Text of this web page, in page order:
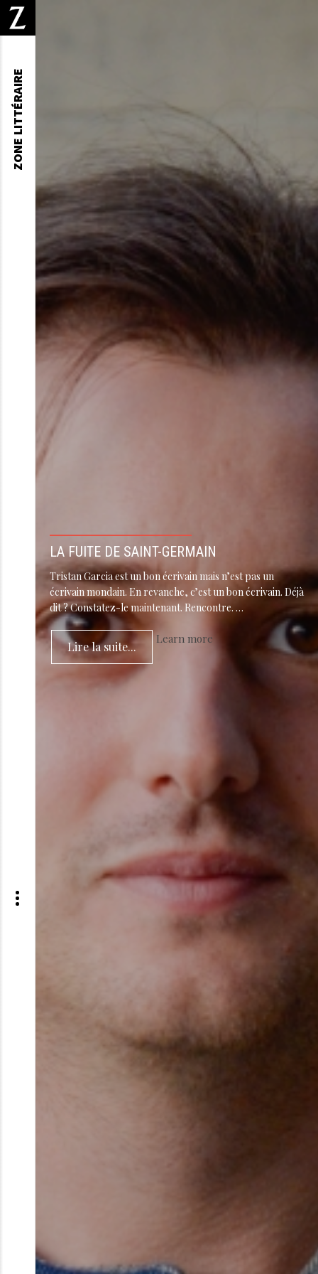
LA FUITE DE SAINT-GERMAIN
Tristan Garcia est un bon écrivain mais n’est pas un
écrivain mondain. En revanche, c’est un bon écrivain. Déjà
dit ? Constatez-le maintenant. Rencontre. …
Lire la suite...
Learn more
ZONE LITTÉRAIRE